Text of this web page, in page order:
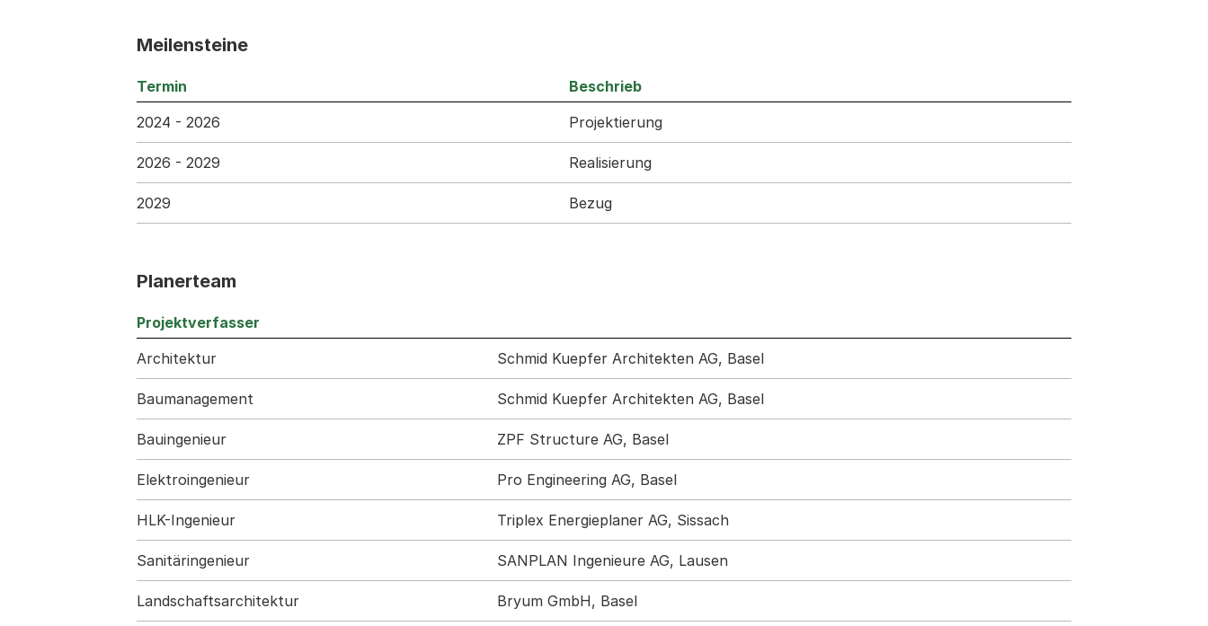
Meilensteine
Termin
Beschrieb
2024 - 2026
Projektierung
2026 - 2029 Realisierung
2029 Bezug
Planerteam
Projektverfasser
Architektur
Schmid Kuepfer Architekten AG, Basel
Baumanagement Schmid Kuepfer Architekten AG, Basel
Bauingenieur ZPF Structure AG, Basel
Elektroingenieur Pro Engineering AG, Basel
HLK-Ingenieur Triplex Energieplaner AG, Sissach
Sanitäringenieur SANPLAN Ingenieure AG, Lausen
Landschaftsarchitektur Bryum GmbH, Basel